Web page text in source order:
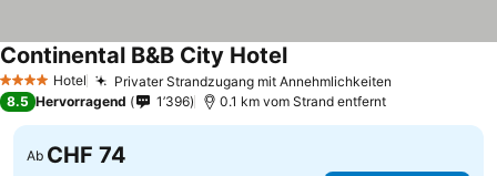
4 Sterne Hotel Privater Strandzugang mit Annehmlichkeiten
Continental B&B City Hotel
8.5 Hervorragend 1’396 0.1 km vom Strand entfernt
Ab CHF 74